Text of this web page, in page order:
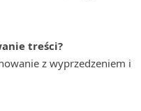
treści?
z wyprzedzeniem i